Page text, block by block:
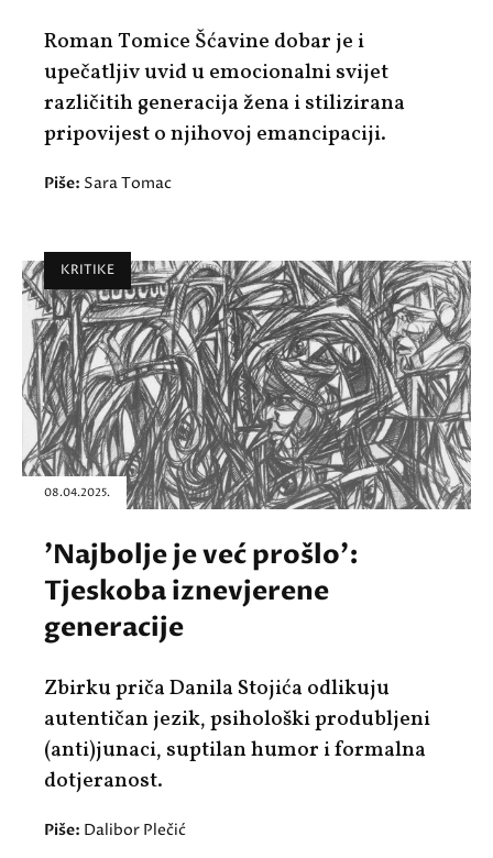
Roman Tomice Šćavine dobar je i
upečatljiv uvid u emocionalni svijet
različitih generacija žena i stilizirana
pripovijest o njihovoj emancipaciji.
Piše: Sara Tomac
KRITIKE
08.04.2025.
'Najbolje je već prošlo':
Tjeskoba iznevjerene
generacije
Zbirku priča Danila Stojića odlikuju
autentičan jezik, psihološki produbljeni
(anti)junaci, suptilan humor i formalna
dotjeranost.
Piše: Dalibor Plečić